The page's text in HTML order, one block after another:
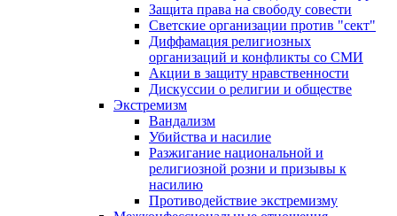
Защита права на свободу совести
Светские организации против "сект"
Диффамация религиозных
организаций и конфликты со СМИ
Акции в защиту нравственности
Дискуссии о религии и обществе
Экстремизм
Вандализм
Убийства и насилие
Разжигание национальной и
религиозной розни и призывы к
насилию
Противодействие экстремизму